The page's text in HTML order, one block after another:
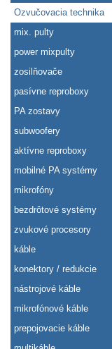
Ozvučovacia technika
mix. pulty
power mixpulty
zosilňovače
pasívne reproboxy
PA zostavy
subwoofery
aktívne reproboxy
mobilné PA systémy
mikrofóny
bezdrôtové systémy
zvukové procesory
káble
konektory / redukcie
nástrojové káble
mikrofónové káble
prepojovacie káble